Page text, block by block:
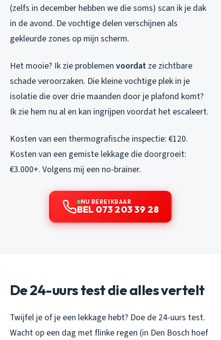
(zelfs in december hebben we die soms) scan ik je dak
in de avond. De vochtige delen verschijnen als
gekleurde zones op mijn scherm.
Het mooie? Ik zie problemen voordat ze zichtbare
schade veroorzaken. Die kleine vochtige plek in je
isolatie die over drie maanden door je plafond komt?
Ik zie hem nu al en kan ingrijpen voordat het escaleert.
Kosten van een thermografische inspectie: €120.
Kosten van een gemiste lekkage die doorgroeit:
€3.000+. Volgens mij een no-brainer.
NU BEREIKBAAR
BEL 073 203 39 28
De 24-uurs test die alles vertelt
Twijfel je of je een lekkage hebt? Doe de 24-uurs test.
Wacht op een dag met flinke regen (in Den Bosch hoef